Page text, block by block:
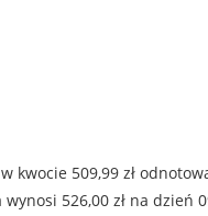
kwocie 509,99 zł
526,00 zł na dzień